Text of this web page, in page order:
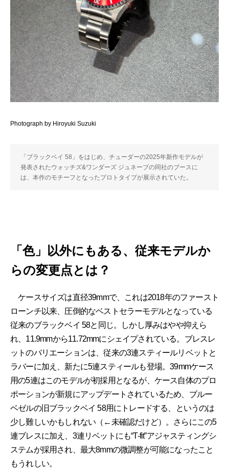
Photograph by Hiroyuki Suzuki
「ブラックベイ 58」をはじめ、チューダーの2025年新作モデルが
発表されたウォッチズ&ワンダーズ ジュネーブの同社のブースに
は、本作のモチーフとなったプロトタイプが展示されていた。
「色」以外にもある、従来モデルか
らの変更点とは？
ケースサイズは直径39mmで、これは2018年のファースト
ローンチ以来、圧倒的なベストセラーモデルとなっている
従来のブラックベイ 58と同じ。しかし厚みはやや抑えら
れ、11.9mmから11.72mmにシェイプされている。ブレスレ
ットのバリエーションは、従来の3連スティールリベットと
ラバーに加え、新たに5連スティールも登場。39mmケース
用の5連はこのモデルが初採用となるが、ケース自体のプロ
ポーションが新規にアップデートされているため、ブルー
ベゼルの旧ブラックベイ 58用にトレードする、というのは
少し難しいかもしれない（←未確認だけど）。さらにこの5
連ブレスに加え、3連リベットにも“T-fit”アジャスティングシ
ステムが採用され、最大8mmの微調整が可能になったこと
もうれしい。